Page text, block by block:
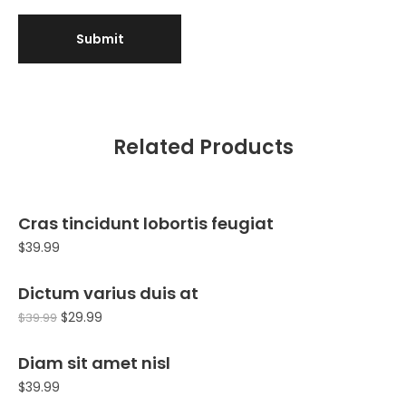
Related Products
Cras tincidunt lobortis feugiat
$39.99
Dictum varius duis at
$39.99 $29.99
Diam sit amet nisl
$39.99